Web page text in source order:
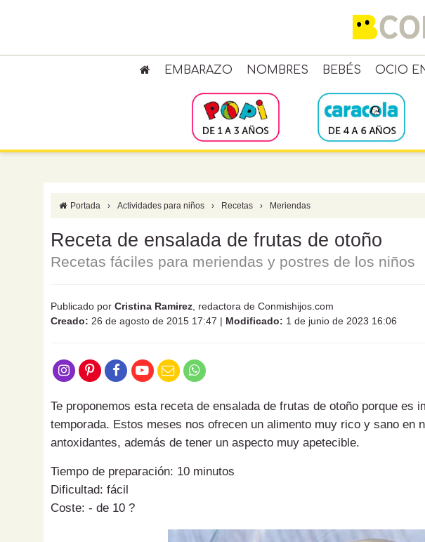
EMBARAZO NOMBRES BEBÉS OCIO
Portada › Actividades para niños › Recetas › Meriendas
Receta de ensalada de frutas de otoño
Recetas fáciles para meriendas y postres de los niños
Publicado por Cristina Ramirez , redactora de Conmishijos.com
Creado: 26 de agosto de 2015 17:47 | Modificado: 1 de junio de 2023 16:06
Te proponemos esta receta de ensalada de frutas de otoño porque es
temporada. Estos meses nos ofrecen un alimento muy rico y sano en
antoxidantes, además de tener un aspecto muy apetecible.
Tiempo de preparación: 10 minutos
Dificultad: fácil
Coste: - de 10 ?